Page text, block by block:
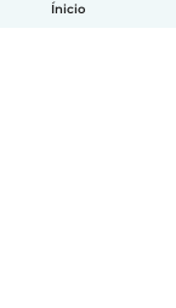
Ínicio